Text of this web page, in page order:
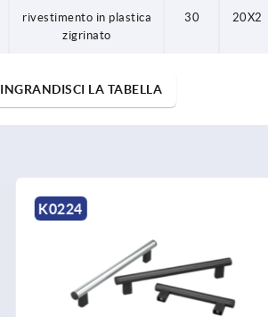
rivestimento in plastica
zigrinato
30 20X2
INGRANDISCI LA TABELLA